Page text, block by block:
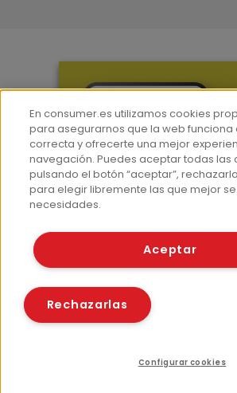
Hemeroteca
Contacto
Prensa
Corpus Lingüístico
© Fundación EROSKI
Políticas de cookies
En consumer.es utilizamos cookies
para asegurarnos que la web funciona
correcta y ofrecerte una mejor
navegación. Puedes aceptar todas las
pulsando el botón “aceptar”,
para elegir libremente las que mejor
necesidades.
Aceptar
Rechazarlas
Configurar cookies